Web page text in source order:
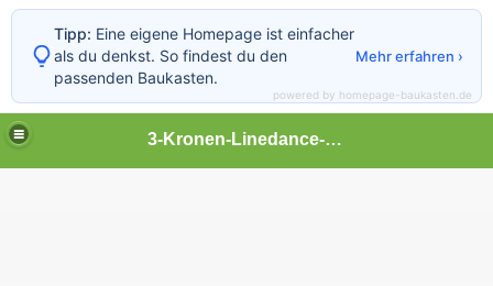
3-Kronen-Linedance-Zittau
Tipp: Eine eigene Homepage ist einfacher
als du denkst. So findest du den
passenden Baukasten.
Mehr erfahren ›
powered by homepage-baukasten.de